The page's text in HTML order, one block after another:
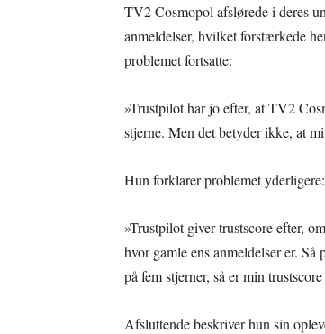
TV2 Cosmopol afslørede i deres
anmeldelser, hvilket forstærkede
problemet fortsatte:
»Trustpilot har jo efter, at TV2
stjerne. Men det betyder ikke, at
Hun forklarer problemet yderligere:
»Trustpilot giver trustscore efter,
hvor gamle ens anmeldelser er.
på fem stjerner, så er min
Afsluttende beskriver hun sin